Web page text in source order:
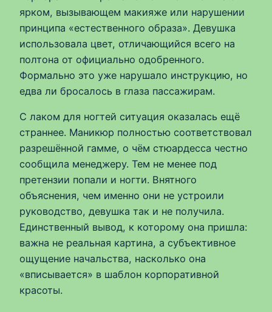
ярком, вызывающем макияже или нарушении
принципа «естественного образа». Девушка
использовала цвет, отличающийся всего на
полтона от официально одобренного.
Формально это уже нарушало инструкцию, но
едва ли бросалось в глаза пассажирам.
С лаком для ногтей ситуация оказалась ещё
страннее. Маникюр полностью соответствовал
разрешённой гамме, о чём стюардесса честно
сообщила менеджеру. Тем не менее под
претензии попали и ногти. Внятного
объяснения, чем именно они не устроили
руководство, девушка так и не получила.
Единственный вывод, к которому она пришла:
важна не реальная картина, а субъективное
ощущение начальства, насколько она
«вписывается» в шаблон корпоративной
красоты.